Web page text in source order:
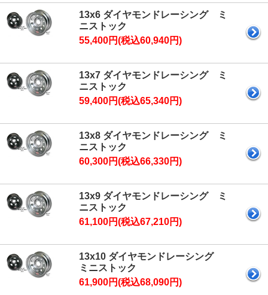
13x6 ダイヤモンドレーシング ミ
ニストック
55,400円(税込60,940円)
13x7 ダイヤモンドレーシング ミ
ニストック
59,400円(税込65,340円)
13x8 ダイヤモンドレーシング ミ
ニストック
60,300円(税込66,330円)
13x9 ダイヤモンドレーシング ミ
ニストック
61,100円(税込67,210円)
13x10 ダイヤモンドレーシング
ミニストック
61,900円(税込68,090円)